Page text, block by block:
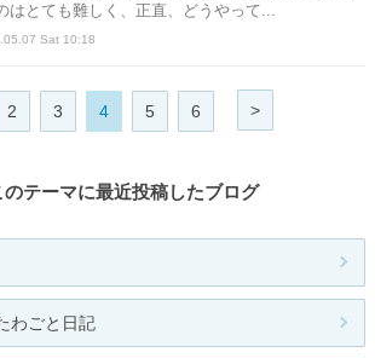
はとても難しく、正直、どうやって...
Sat 10:18
2 3 4 5 6 >
のテーマに最近投稿したブログ
わごと日記